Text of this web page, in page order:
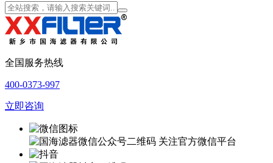
全国服务热线
400-0373-997
立即咨询
关注官方微信平台